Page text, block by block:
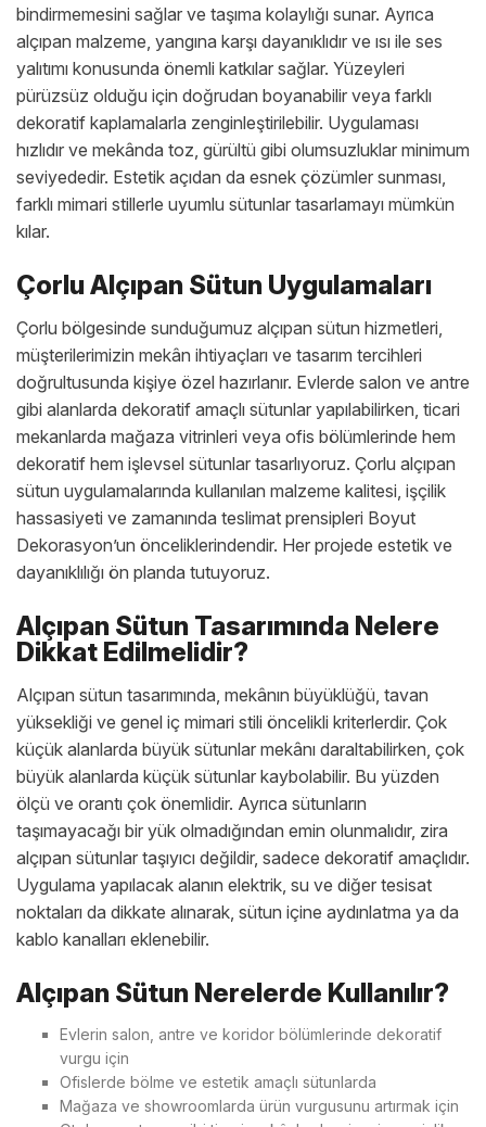
bindirmemesini sağlar ve taşıma kolaylığı sunar. Ayrıca
alçıpan malzeme, yangına karşı dayanıklıdır ve ısı ile ses
yalıtımı konusunda önemli katkılar sağlar. Yüzeyleri
pürüzsüz olduğu için doğrudan boyanabilir veya farklı
dekoratif kaplamalarla zenginleştirilebilir. Uygulaması
hızlıdır ve mekânda toz, gürültü gibi olumsuzluklar minimum
seviyededir. Estetik açıdan da esnek çözümler sunması,
farklı mimari stillerle uyumlu sütunlar tasarlamayı mümkün
kılar.
Çorlu Alçıpan Sütun Uygulamaları
Çorlu bölgesinde sunduğumuz alçıpan sütun hizmetleri,
müşterilerimizin mekân ihtiyaçları ve tasarım tercihleri
doğrultusunda kişiye özel hazırlanır. Evlerde salon ve antre
gibi alanlarda dekoratif amaçlı sütunlar yapılabilirken, ticari
mekanlarda mağaza vitrinleri veya ofis bölümlerinde hem
dekoratif hem işlevsel sütunlar tasarlıyoruz. Çorlu alçıpan
sütun uygulamalarında kullanılan malzeme kalitesi, işçilik
hassasiyeti ve zamanında teslimat prensipleri Boyut
Dekorasyon’un önceliklerindendir. Her projede estetik ve
dayanıklılığı ön planda tutuyoruz.
Alçıpan Sütun Tasarımında Nelere
Dikkat Edilmelidir?
Alçıpan sütun tasarımında, mekânın büyüklüğü, tavan
yüksekliği ve genel iç mimari stili öncelikli kriterlerdir. Çok
küçük alanlarda büyük sütunlar mekânı daraltabilirken, çok
büyük alanlarda küçük sütunlar kaybolabilir. Bu yüzden
ölçü ve orantı çok önemlidir. Ayrıca sütunların
taşımayacağı bir yük olmadığından emin olunmalıdır, zira
alçıpan sütunlar taşıyıcı değildir, sadece dekoratif amaçlıdır.
Uygulama yapılacak alanın elektrik, su ve diğer tesisat
noktaları da dikkate alınarak, sütun içine aydınlatma ya da
kablo kanalları eklenebilir.
Alçıpan Sütun Nerelerde Kullanılır?
Evlerin salon, antre ve koridor bölümlerinde dekoratif
vurgu için
Ofislerde bölme ve estetik amaçlı sütunlarda
Mağaza ve showroomlarda ürün vurgusunu artırmak için